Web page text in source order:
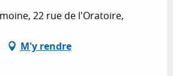
22 rue de l'Oratoire,
M'y rendre